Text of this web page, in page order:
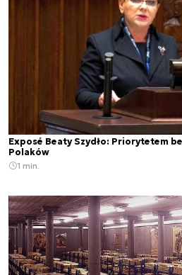
Exposé Beaty Szydło: Priorytetem
Polaków
1 min.